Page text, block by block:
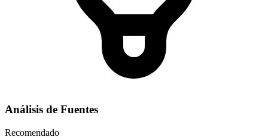
Análisis de Fuentes
Recomendado